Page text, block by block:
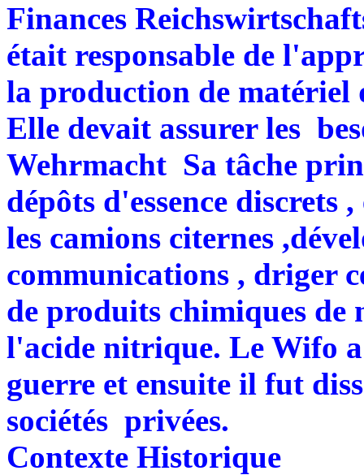
Finances
était responsable de
la production de matériel
Elle devait assurer les
Wehrmacht Sa tâche
dépôts d'essence discrets
les camions citernes
communications , driger
de produits chimiques de
l'acide nitrique. Le Wifo
guerre et ensuite il fut
sociétés privées.
Contexte Historique